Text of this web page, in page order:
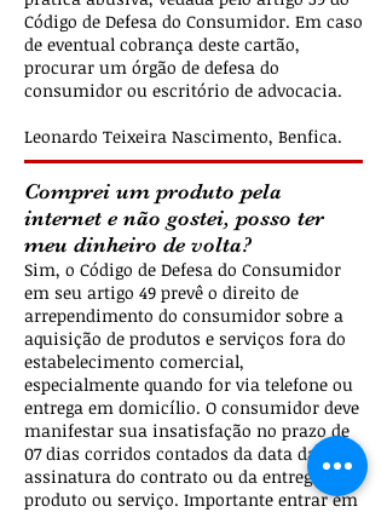
Código de Defesa do Consumidor. Em caso
de eventual cobrança deste cartão,
procurar um órgão de defesa do
consumidor ou escritório de advocacia.
Leonardo Teixeira Nascimento, Benfica.
Comprei um produto pela
internet e não gostei, posso ter
meu dinheiro de volta?
Sim, o Código de Defesa do Consumidor
em seu artigo 49 prevê o direito de
arrependimento do consumidor sobre a
aquisição de produtos e serviços fora do
estabelecimento comercial,
especialmente quando for via telefone ou
entrega em domicílio. O consumidor deve
manifestar sua insatisfação no prazo de
07 dias corridos contados da data da
assinatura do contrato ou da entrega do
produto ou serviço. Importante entrar em